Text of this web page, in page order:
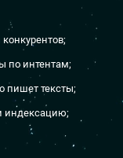
по интентам;
пишет тексты;
индексацию;